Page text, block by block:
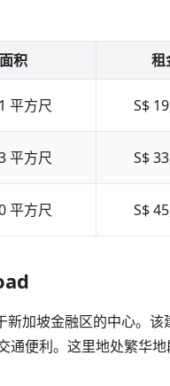
面积 租
平方尺 S$
平方尺 S$
平方尺 S$
加坡金融区的中心。
通便利。这里地处繁华